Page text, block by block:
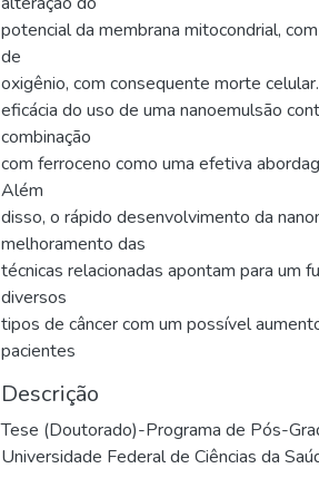
potencial da membrana mitocondrial,
de
oxigênio, com consequente morte
eficácia do uso de uma nanoemulsão
combinação
com ferroceno como uma efetiva
Além
disso, o rápido desenvolvimento da
melhoramento das
técnicas relacionadas apontam para um
diversos
tipos de câncer com um possível
pacientes
Descrição
Tese (Doutorado)-Programa de Pós-
Universidade Federal de Ciências da